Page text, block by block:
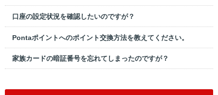
口座の設定状況を確認したいのですが？
Pontaポイントへのポイント交換方法を教えてください。
家族カードの暗証番号を忘れてしまったのですが？